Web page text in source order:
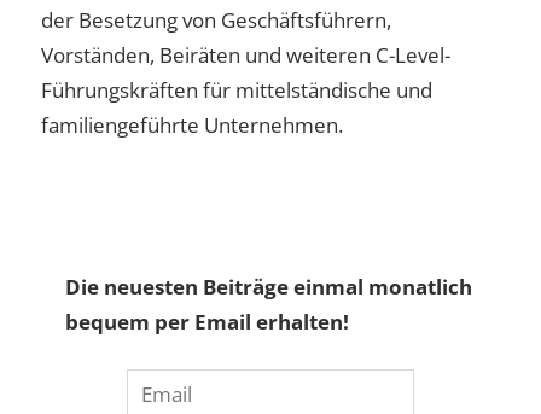
der Besetzung von Geschäftsführern,
Vorständen, Beiräten und weiteren C-Level-
Führungskräften für mittelständische und
familiengeführte Unternehmen.
Die neuesten Beiträge einmal monatlich
bequem per Email erhalten!